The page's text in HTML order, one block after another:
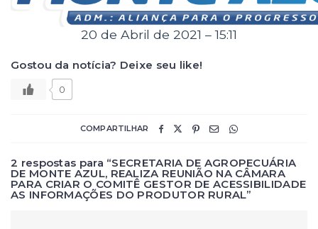
20 de Abril de 2021 – 15:11
Gostou da notícia? Deixe seu like!
0
COMPARTILHAR
2 respostas para “SECRETARIA DE AGROPECUÁRIA
DE MONTE AZUL, REALIZA REUNIÃO NA CÂMARA
PARA CRIAR O COMITÊ GESTOR DE ACESSIBILIDADE
AS INFORMAÇÕES DO PRODUTOR RURAL”